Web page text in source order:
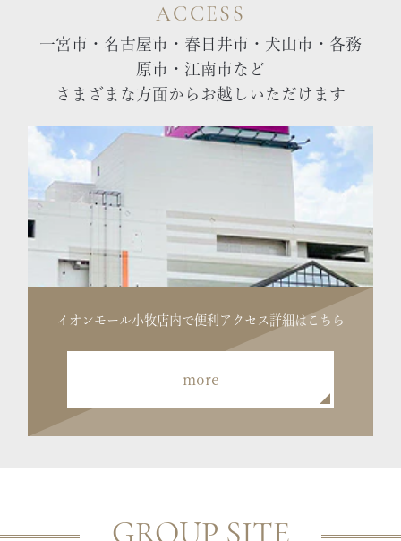
ACCESS
一宮市・名古屋市・春日井市・犬山市・各務
原市・江南市など
さまざまな方面からお越しいただけます
イオンモール小牧店内で便利 アクセス詳細はこちら
more